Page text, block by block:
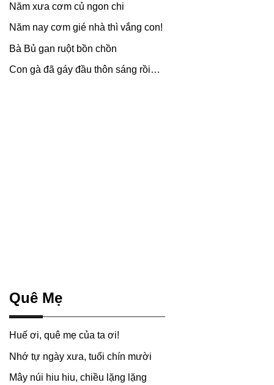
Năm xưa cơm củ ngon chi
Năm nay cơm gié nhà thì vắng con!
Bà Bủ gan ruột bồn chồn
Con gà đã gáy đầu thôn sáng rồi…
Quê Mẹ
Huế ơi, quê mẹ của ta ơi!
Nhớ tự ngày xưa, tuổi chín mười
Mây núi hiu hiu, chiều lặng lặng